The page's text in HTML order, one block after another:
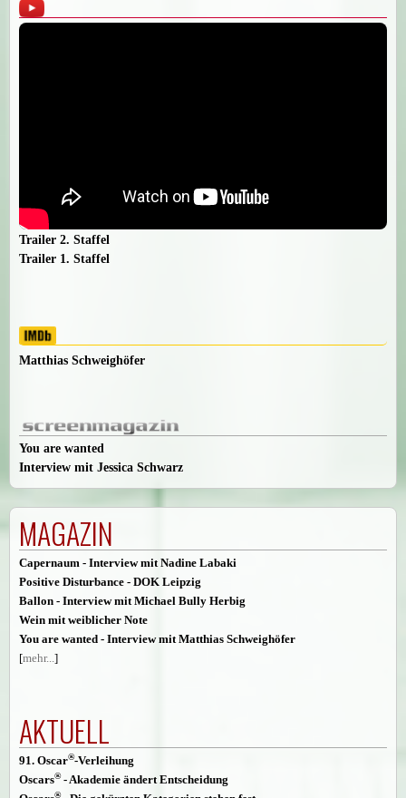
MAGAZIN
Capernaum - Interview mit Nadine Labaki
Positive Disturbance - DOK Leipzig
Ballon - Interview mit Michael Bully Herbig
Wein mit weiblicher Note
You are wanted - Interview mit Matthias Schweighöfer
[mehr... ]
AKTUELL
91. Oscar®-Verleihung
Oscars®- Akademie ändert Entscheidung
®
Trailer 2. Staffel
Trailer 1. Staffel
Matthias Schweighöfer
You are wanted
Interview mit Jessica Schwarz